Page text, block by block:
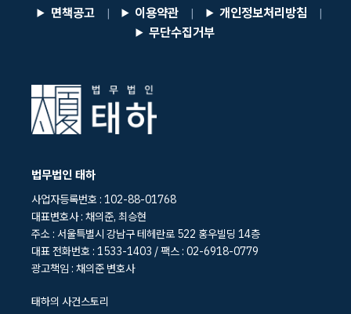
면책공고 | 이용약관 | 개인정보처리방침 |
무단수집거부
법무법인 태하
사업자등록번호 : 102-88-01768
대표변호사 : 채의준, 최승현
주소 : 서울특별시 강남구 테헤란로 522 홍우빌딩 14층
대표 전화번호 : 1533-1403 / 팩스 : 02-6918-0779
광고책임 : 채의준 변호사
태하의 사건스토리